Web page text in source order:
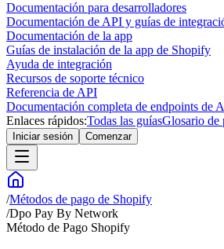
Documentación para desarrolladores
Documentación de API y guías de
Documentación de la app
Guías de instalación de la app de Shopify
Ayuda de integración
Recursos de soporte técnico
Referencia de API
Documentación completa de endpoints de
Enlaces rápidos:Todas las guíasGlosario de
Iniciar sesión Comenzar
/Métodos de pago de Shopify
/Dpo Pay By Network
Método de Pago Shopify